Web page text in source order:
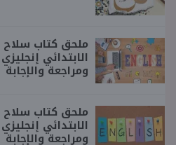
ملحق كتاب سلاح
ومراجعة والإجابة
ملحق كتاب سلاح
ومراجعة والإجابة